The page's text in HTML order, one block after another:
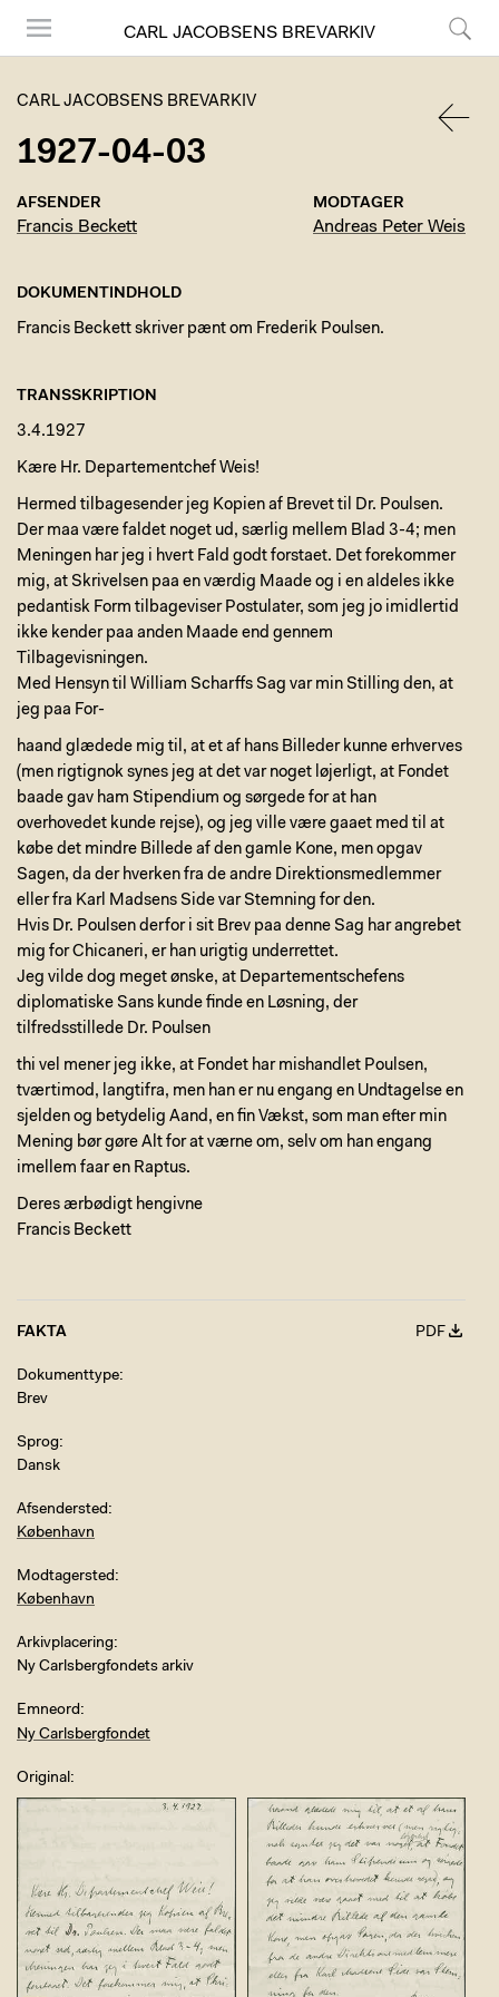
CARL JACOBSENS BREVARKIV
CARL JACOBSENS BREVARKIV
1927-04-03
AFSENDER
Francis Beckett
MODTAGER
Andreas Peter Weis
DOKUMENTINDHOLD
Francis Beckett skriver pænt om Frederik Poulsen.
TRANSSKRIPTION
3.4.1927
Kære Hr. Departementchef Weis!
Hermed tilbagesender jeg Kopien af Brevet til Dr. Poulsen.
Der maa være faldet noget ud, særlig mellem Blad 3-4; men
Meningen har jeg i hvert Fald godt forstaet. Det forekommer
mig, at Skrivelsen paa en værdig Maade og i en aldeles ikke
pedantisk Form tilbageviser Postulater, som jeg jo imidlertid
ikke kender paa anden Maade end gennem
Tilbagevisningen.
Med Hensyn til William Scharffs Sag var min Stilling den, at
jeg paa For-
haand glædede mig til, at et af hans Billeder kunne erhverves
(men rigtignok synes jeg at det var noget løjerligt, at Fondet
baade gav ham Stipendium og sørgede for at han
overhovedet kunde rejse), og jeg ville være gaaet med til at
købe det mindre Billede af den gamle Kone, men opgav
Sagen, da der hverken fra de andre Direktionsmedlemmer
eller fra Karl Madsens Side var Stemning for den.
Hvis Dr. Poulsen derfor i sit Brev paa denne Sag har angrebet
mig for Chicaneri, er han urigtig underrettet.
Jeg vilde dog meget ønske, at Departementschefens
diplomatiske Sans kunde finde en Løsning, der
tilfredsstillede Dr. Poulsen
thi vel mener jeg ikke, at Fondet har mishandlet Poulsen,
tværtimod, langtifra, men han er nu engang en Undtagelse en
sjelden og betydelig Aand, en fin Vækst, som man efter min
Mening bør gøre Alt for at værne om, selv om han engang
imellem faar en Raptus.
Deres ærbødigt hengivne
Francis Beckett
FAKTA PDF
Dokumenttype
Brev
Sprog
Dansk
Afsendersted
København
Modtagersted
København
Arkivplacering
Ny Carlsbergfondets arkiv
Emneord
Ny Carlsbergfondet
Original